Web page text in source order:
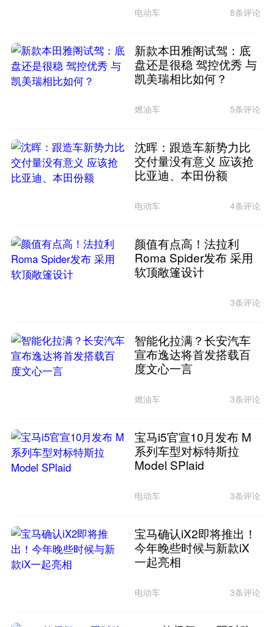
电动车 8条评论
新款本田雅阁试驾：底
盘还是很稳 驾控优秀 与
凯美瑞相比如何？
燃油车 5条评论
沈晖：跟造车新势力比
交付量没有意义 应该抢
比亚迪、本田份额
电动车 4条评论
颜值有点高！法拉利
Roma Spider发布 采用
软顶敞篷设计
3条评论
智能化拉满？长安汽车
宣布逸达将首发搭载百
度文心一言
燃油车 3条评论
宝马i5官宣10月发布 M
系列车型对标特斯拉
Model SPlaid
电动车 3条评论
宝马确认iX2即将推出！
今年晚些时候与新款iX
一起亮相
电动车 3条评论